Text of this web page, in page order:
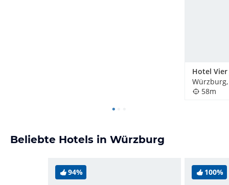
58m
Beliebte Hotels in Würzburg
94% 100%